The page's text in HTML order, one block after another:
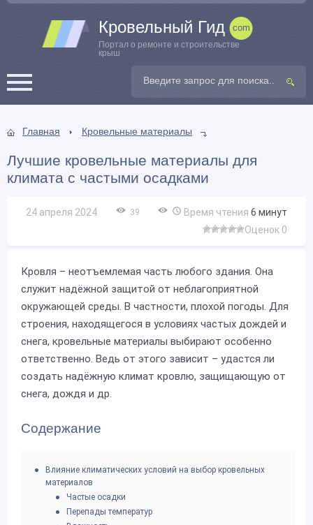
Кровельный Гид
Портал о ремонте и строительстве
крыш
Главная Кровельные материалы
Лучшие кровельные материалы для
климата с частыми осадками
24 апреля 2024 39 Время чтения 6 минут
Оценок 0
Кровля – неотъемлемая часть любого здания. Она
служит надёжной защитой от неблагоприятной
окружающей среды. В частности, плохой погоды. Для
строения, находящегося в условиях частых дождей и
снега, кровельные материалы выбирают особенно
ответственно. Ведь от этого зависит – удастся ли
создать надёжную климат кровлю, защищающую от
снега, дождя и др.
Содержание
Влияние климатических условий на выбор кровельных
материалов
Частые осадки
Перепады температур